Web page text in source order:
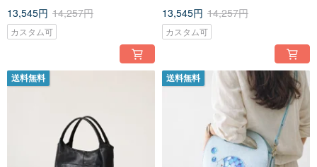
バッグ
13,545円 14,257円
カスタム可
バッグ
13,545円 14,257円
カスタム可
送料無料 送料無料